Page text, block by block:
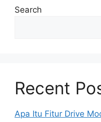
Search
Recent
Apa Itu Fitur Drive